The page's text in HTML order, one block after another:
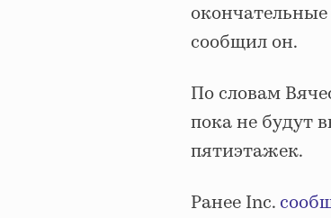
сообщил он.
По словам
пока не будут
пятиэтажек.
Ранее Inc.